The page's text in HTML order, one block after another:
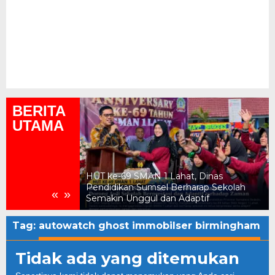
BERITA
UTAMA
« »
HUT ke-69 SMAN 1 Lahat, Dinas
Pendidikan Sumsel Berharap Sekolah
Semakin Unggul dan Adaptif
Tag: autowatch ghost immobilser birmingham
Tidak ada yang ditemukan